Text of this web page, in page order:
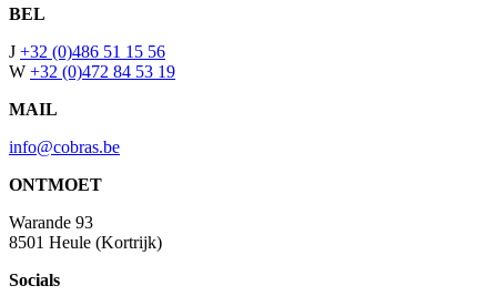
BEL
J +32 (0)486 51 15 56
W +32 (0)472 84 53 19
MAIL
info@cobras.be
ONTMOET
Warande 93
8501 Heule (Kortrijk)
Socials